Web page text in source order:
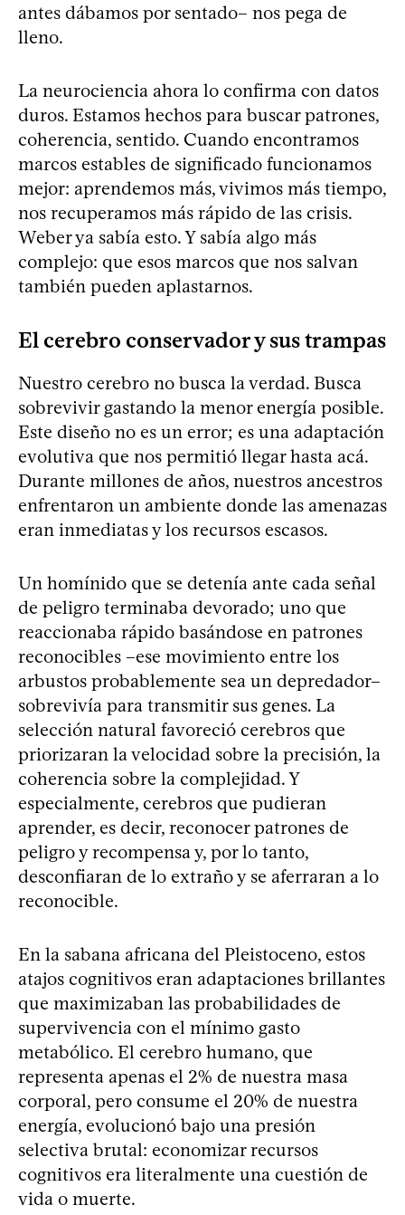
antes dábamos por sentado– nos pega de
lleno.
La neurociencia ahora lo confirma con datos
duros. Estamos hechos para buscar patrones,
coherencia, sentido. Cuando encontramos
marcos estables de significado funcionamos
mejor: aprendemos más, vivimos más tiempo,
nos recuperamos más rápido de las crisis.
Weber ya sabía esto. Y sabía algo más
complejo: que esos marcos que nos salvan
también pueden aplastarnos.
El cerebro conservador y sus trampas
Nuestro cerebro no busca la verdad. Busca
sobrevivir gastando la menor energía posible.
Este diseño no es un error; es una adaptación
evolutiva que nos permitió llegar hasta acá.
Durante millones de años, nuestros ancestros
enfrentaron un ambiente donde las amenazas
eran inmediatas y los recursos escasos.
Un homínido que se detenía ante cada señal
de peligro terminaba devorado; uno que
reaccionaba rápido basándose en patrones
reconocibles –ese movimiento entre los
arbustos probablemente sea un depredador–
sobrevivía para transmitir sus genes. La
selección natural favoreció cerebros que
priorizaran la velocidad sobre la precisión, la
coherencia sobre la complejidad. Y
especialmente, cerebros que pudieran
aprender, es decir, reconocer patrones de
peligro y recompensa y, por lo tanto,
desconfiaran de lo extraño y se aferraran a lo
reconocible.
En la sabana africana del Pleistoceno, estos
atajos cognitivos eran adaptaciones brillantes
que maximizaban las probabilidades de
supervivencia con el mínimo gasto
metabólico. El cerebro humano, que
representa apenas el 2% de nuestra masa
corporal, pero consume el 20% de nuestra
energía, evolucionó bajo una presión
selectiva brutal: economizar recursos
cognitivos era literalmente una cuestión de
vida o muerte.